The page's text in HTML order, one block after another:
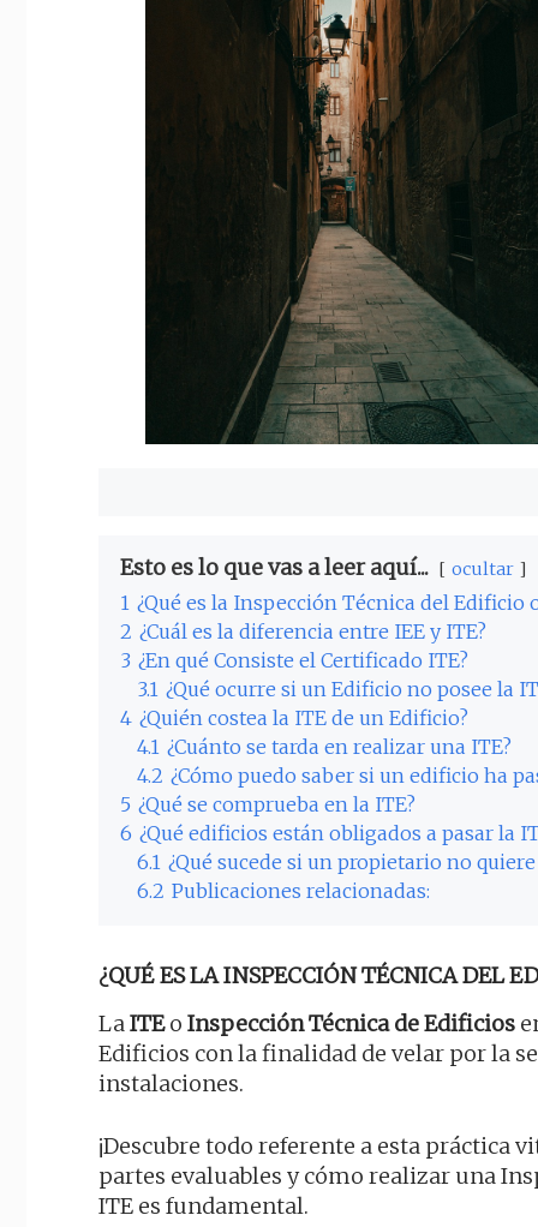
Esto es lo que vas a leer aquí... ocultar
1 ¿Qué es la Inspección Técnica del Edificio
2 ¿Cuál es la diferencia entre IEE y ITE?
3 ¿En qué Consiste el Certificado ITE?
3.1 ¿Qué ocurre si un Edificio no posee la
4 ¿Quién costea la ITE de un Edificio?
4.1 ¿Cuánto se tarda en realizar una ITE?
4.2 ¿Cómo puedo saber si un edificio ha
5 ¿Qué se comprueba en la ITE?
6 ¿Qué edificios están obligados a pasar la
6.1 ¿Qué sucede si un propietario no
6.2 Publicaciones relacionadas:
¿QUÉ ES LA INSPECCIÓN TÉCNICA DEL
La ITEo Inspección Técnica de Edificios
Edificios con la finalidad de velar por la
instalaciones.
¡Descubre todo referente a esta práctica
partes evaluables y cómo realizar una
ITE es fundamental.